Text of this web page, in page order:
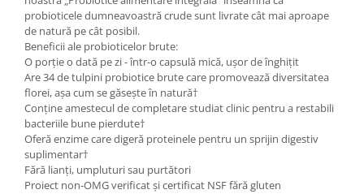
probioticele dumneavoastră crude sunt livrate cât mai aproape
de natură pe cât posibil.
Beneficii ale probioticelor brute:
O porție o dată pe zi - într-o capsulă mică, ușor de înghițit
Are 34 de tulpini probiotice brute care promovează diversitatea
florei, așa cum se găsește în natură†
Conține amestecul de completare studiat clinic pentru a restabili
bacteriile bune pierdute†
Oferă enzime care digeră proteinele pentru un sprijin digestiv
suplimentar†
Fără lianți, umpluturi sau purtători
Proiect non-OMG verificat și certificat NSF fără gluten